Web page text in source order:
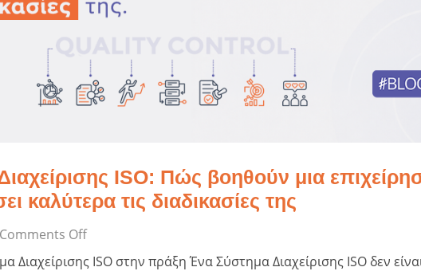
ISO: Πώς βοηθούν μια
καλύτερα τις διαδικασίες της
Comments Off
Διαχείρισης ISO στην πράξη Ένα Σύστημα Διαχείρισης ISO δεν